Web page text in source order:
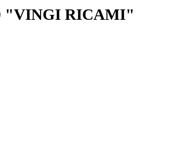
"VINGI RICAMI"